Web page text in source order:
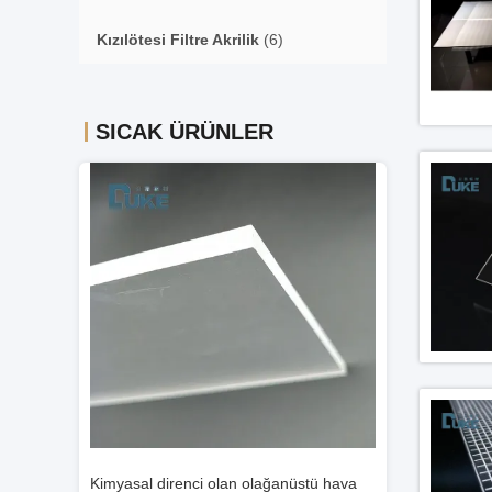
Kızılötesi Filtre Akrilik (6)
SICAK ÜRÜNLER
100% saf Mitsubishi Şeffaf LGP Akrilik
1.8mm 2mm